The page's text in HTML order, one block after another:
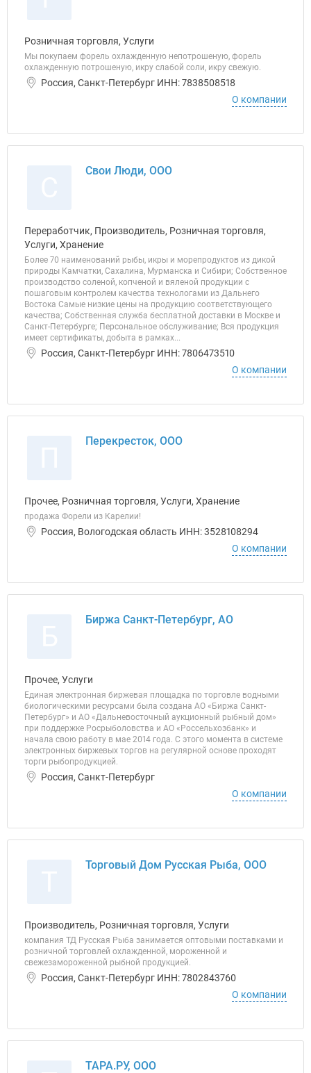
Розничная торговля, Услуги
Мы покупаем форель охлажденную непотрошеную, форель
охлажденную потрошеную, икру слабой соли, икру свежую.
Россия, Санкт-Петербург ИНН: 7838508518
О компании
Свои Люди, ООО
Переработчик, Производитель, Розничная торговля,
Услуги, Хранение
Более 70 наименований рыбы, икры и морепродуктов из дикой
природы Камчатки, Сахалина, Мурманска и Сибири; Собственное
производство соленой, копченой и вяленой продукции с
пошаговым контролем качества технологами из Дальнего
Востока Самые низкие цены на продукцию соответствующего
качества; Собственная служба бесплатной доставки в Москве и
Санкт-Петербурге; Персональное обслуживание; Вся продукция
имеет сертификаты, добыта в рамках...
Россия, Санкт-Петербург ИНН: 7806473510
О компании
Перекресток, ООО
Прочее, Розничная торговля, Услуги, Хранение
продажа Форели из Карелии!
Россия, Вологодская область ИНН: 3528108294
О компании
Биржа Санкт-Петербург, АО
Прочее, Услуги
Единая электронная биржевая площадка по торговле водными
биологическими ресурсами была создана АО «Биржа Санкт-
Петербург» и АО «Дальневосточный аукционный рыбный дом»
при поддержке Росрыболовства и АО «Россельхозбанк» и
начала свою работу в мае 2014 года. С этого момента в системе
электронных биржевых торгов на регулярной основе проходят
торги рыбопродукцией.
Россия, Санкт-Петербург
О компании
Торговый Дом Русская Рыба, ООО
Производитель, Розничная торговля, Услуги
компания ТД Русская Рыба занимается оптовыми поставками и
розничной торговлей охлажденной, мороженной и
свежезамороженной рыбной продукцией.
Россия, Санкт-Петербург ИНН: 7802843760
О компании
ТАРА.РУ, ООО